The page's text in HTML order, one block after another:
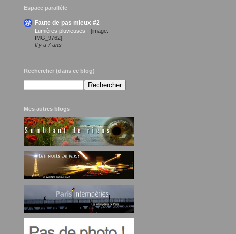
Espace parallèle
Faute de pas mieux #2
Lumières pluvieuses - [image:
IMG_9762]
Il y a 7 ans
Rechercher (dans ce blog)
Mes autres blogs